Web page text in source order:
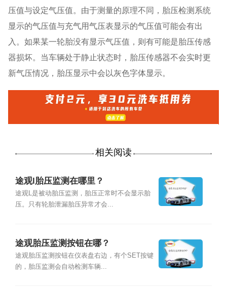
压值与设定气压值。由于测量的原理不同，胎压检测系统
显示的气压值与充气用气压表显示的气压值可能会有出
入。如果某一轮胎没有显示气压值，则有可能是胎压传感
器损坏。当车辆处于静止状态时，胎压传感器不会实时更
新气压情况，胎压显示中会以灰色字体显示。
相关阅读
途观l胎压监测在哪里？
途观L是被动胎压监测，胎压正常时不会显示胎
压。只有轮胎泄漏胎压异常才会...
途观胎压监测按钮在哪？
途观胎压监测按钮在仪表盘右边，有个SET按键
的，胎压监测会自动检测车辆...